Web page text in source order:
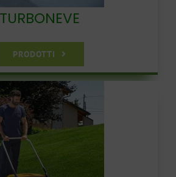
TURBONEVE
PRODOTTI